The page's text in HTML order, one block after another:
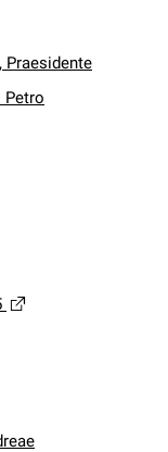
Praesidente
Petro